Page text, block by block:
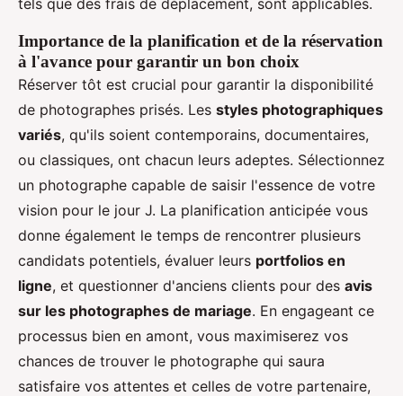
tels que des frais de déplacement, sont applicables.
Importance de la planification et de la réservation
à l'avance pour garantir un bon choix
Réserver tôt est crucial pour garantir la disponibilité
de photographes prisés. Les styles photographiques
variés, qu'ils soient contemporains, documentaires,
ou classiques, ont chacun leurs adeptes. Sélectionnez
un photographe capable de saisir l'essence de votre
vision pour le jour J. La planification anticipée vous
donne également le temps de rencontrer plusieurs
candidats potentiels, évaluer leurs portfolios en
ligne, et questionner d'anciens clients pour des avis
sur les photographes de mariage. En engageant ce
processus bien en amont, vous maximiserez vos
chances de trouver le photographe qui saura
satisfaire vos attentes et celles de votre partenaire,